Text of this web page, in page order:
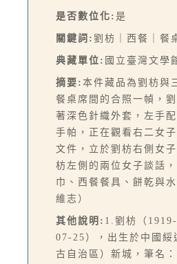
是否數位化: 是
關鍵詞: 劉枋｜西餐｜餐
典藏單位: 國立臺灣文學
摘要: 本件藏品為劉枋與
餐桌席間的合照一幀，
著深色針織外套，左手
手帕，正在觀看右二女
文件，立於劉枋右側女
枋左側的兩位女子談話
巾、西餐餐具、餅乾與
維志）
其他說明: 1.劉枋（
07-25），出生於中國綏
古自治區）新城，筆名